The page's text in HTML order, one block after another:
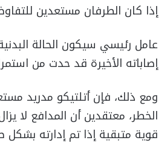
إذا كان الطرفان مستعدين
عامل رئيسي سيكون الحالة
إصاباته الأخيرة قد حدت من
ومع ذلك، فإن أتلتيكو مدريد
الخطر، معتقدين أن المدافع لا
قوية متبقية إذا تم إدارته بشكل